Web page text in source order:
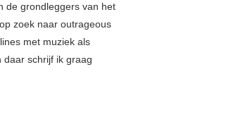
de grondleggers van het
zoek naar outrageous
met muziek als
daar schrijf ik graag